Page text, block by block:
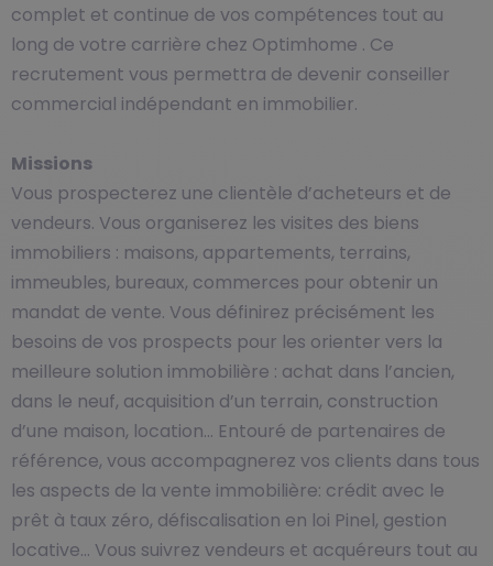
complet et continue de vos compétences tout au
long de votre carrière chez Optimhome . Ce
recrutement vous permettra de devenir conseiller
commercial indépendant en immobilier.
Missions
Vous prospecterez une clientèle d’acheteurs et de
vendeurs. Vous organiserez les visites des biens
immobiliers : maisons, appartements, terrains,
immeubles, bureaux, commerces pour obtenir un
mandat de vente. Vous définirez précisément les
besoins de vos prospects pour les orienter vers la
meilleure solution immobilière : achat dans l’ancien,
dans le neuf, acquisition d’un terrain, construction
d’une maison, location… Entouré de partenaires de
référence, vous accompagnerez vos clients dans tous
les aspects de la vente immobilière: crédit avec le
prêt à taux zéro, défiscalisation en loi Pinel, gestion
locative… Vous suivrez vendeurs et acquéreurs tout au